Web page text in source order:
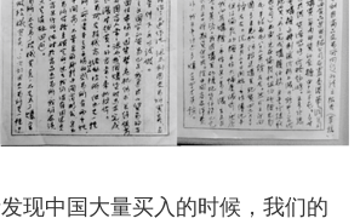
现中国大量买入的时候，我们的